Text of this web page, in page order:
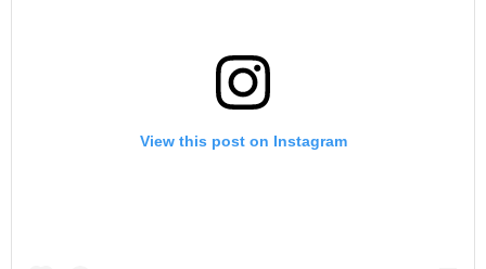
View this post on Instagram